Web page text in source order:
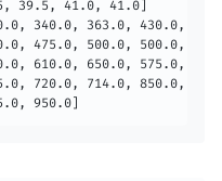
39.5, 41.0, 41.0]
340.0, 363.0, 430.0,
475.0, 500.0, 500.0,
610.0, 650.0, 575.0,
720.0, 714.0, 850.0,
950.0]